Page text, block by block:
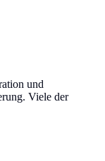
und
Viele der